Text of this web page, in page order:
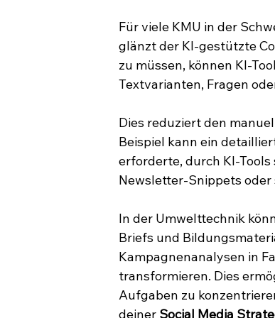
Für viele KMU in der
glänzt der KI-gestützte
zu müssen, können KI-
Textvarianten, Fragen
Dies reduziert den
Beispiel kann ein
erforderte, durch KI-Tools
Newsletter-Snippets
In der Umwelttechnik
Briefs und
Kampagnenanalysen in
transformieren. Dies
Aufgaben zu
deiner Social Media